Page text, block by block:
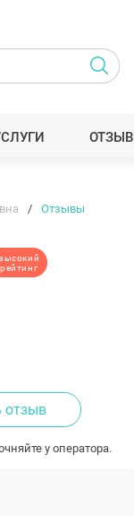
Отзывы
рейтинг
отзыв
у оператора.